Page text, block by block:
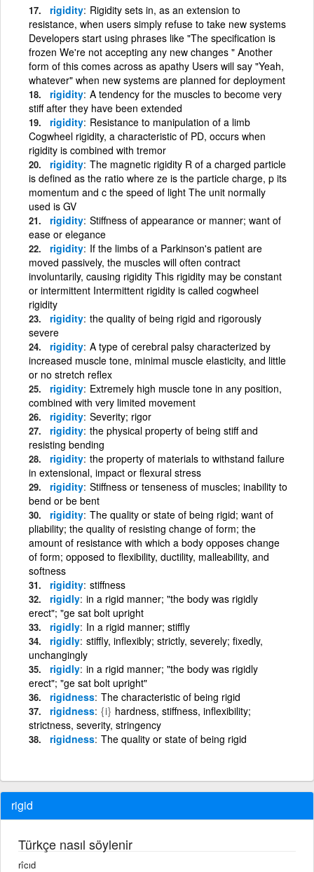
rigidity Rigidity sets in, as an extension to
resistance, when users simply refuse to take new systems
Developers start using phrases like "The specification is
frozen We're not accepting any new changes " Another
form of this comes across as apathy Users will say "Yeah,
whatever" when new systems are planned for deployment
rigidity A tendency for the muscles to become very
stiff after they have been extended
rigidity Resistance to manipulation of a limb
Cogwheel rigidity, a characteristic of PD, occurs when
rigidity is combined with tremor
rigidity The magnetic rigidity R of a charged particle
is defined as the ratio where ze is the particle charge, p its
momentum and c the speed of light The unit normally
used is GV
rigidity Stiffness of appearance or manner; want of
ease or elegance
rigidity If the limbs of a Parkinson's patient are
moved passively, the muscles will often contract
involuntarily, causing rigidity This rigidity may be constant
or intermittent Intermittent rigidity is called cogwheel
rigidity
rigidity the quality of being rigid and rigorously
severe
rigidity A type of cerebral palsy characterized by
increased muscle tone, minimal muscle elasticity, and little
or no stretch reflex
rigidity Extremely high muscle tone in any position,
combined with very limited movement
rigidity Severity; rigor
rigidity the physical property of being stiff and
resisting bending
rigidity the property of materials to withstand failure
in extensional, impact or flexural stress
rigidity Stiffness or tenseness of muscles; inability to
bend or be bent
rigidity The quality or state of being rigid; want of
pliability; the quality of resisting change of form; the
amount of resistance with which a body opposes change
of form; opposed to flexibility, ductility, malleability, and
softness
rigidity stiffness
rigidly in a rigid manner; "the body was rigidly
erect"; "ge sat bolt upright
rigidly In a rigid manner; stiffly
rigidly stiffly, inflexibly; strictly, severely; fixedly,
unchangingly
rigidly in a rigid manner; "the body was rigidly
erect"; "ge sat bolt upright"
rigidness The characteristic of being rigid
rigidness {i} hardness, stiffness, inflexibility;
strictness, severity, stringency
rigidness The quality or state of being rigid
rigid
Türkçe nasıl söylenir
rîcıd